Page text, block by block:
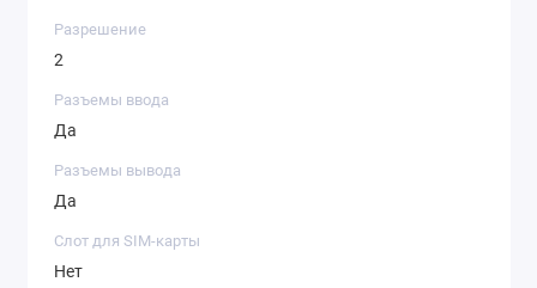
Разрешение
2
Разъемы ввода
Да
Разъемы вывода
Да
Слот для SIM-карты
Нет